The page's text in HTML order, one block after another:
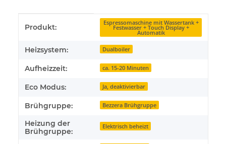
Produkteigenschaft
Wert
Produkt:
Espressomaschine mit Wassertank +
Festwasser + Touch Display +
Automatik
Heizsystem: Dualboiler
Aufheizzeit: ca. 15-20 Minuten
Eco Modus: Ja, deaktivierbar
Brühgruppe: Bezzera Brühgruppe
Heizung der
Brühgruppe:
Elektrisch beheizt